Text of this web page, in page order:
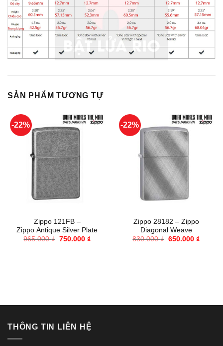
SẢN PHẨM TƯƠNG TỰ
-22%
Zippo 121FB –
Zippo Antique Silver Plate
965.000₫ Giá
750.000 ₫Giá
-22%
Zippo 28182 – Zippo
Diagonal Weave
830.000₫ Giá
650.000 ₫Giá
THÔNG TIN LIÊN HỆ